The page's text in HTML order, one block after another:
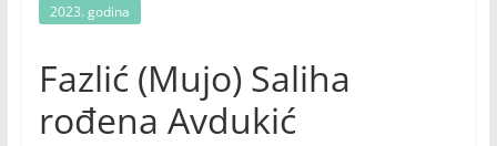
2023. godina
Fazlić (Mujo) Saliha
rođena Avdukić